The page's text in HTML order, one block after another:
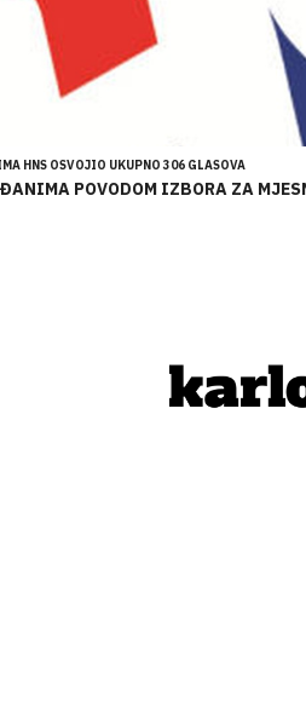
HNS OSVOJIO UKUPNO 306 GLASOVA
POVODOM IZBORA ZA